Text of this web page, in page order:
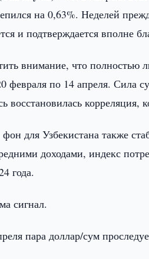
на 0,63%. Неделей
и подтверждается вполне
внимание, что полностью
февраля по 14 апреля. Сила
восстановилась корреляция,
для Узбекистана также
доходами, индекс
года.
сигнал.
пара доллар/сум